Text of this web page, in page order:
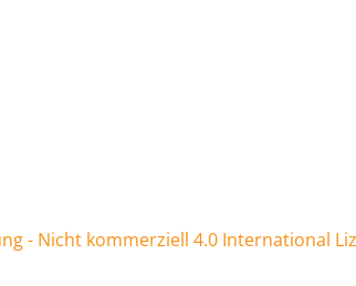
- Nicht kommerziell 4.0 International